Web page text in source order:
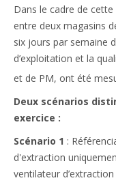
Dans le cadre de
entre deux magasins
six jours par semaine
d’exploitation et la
et de PM, ont été
Deux scénarios
exercice :
Scénario 1 :
d'extraction
ventilateur